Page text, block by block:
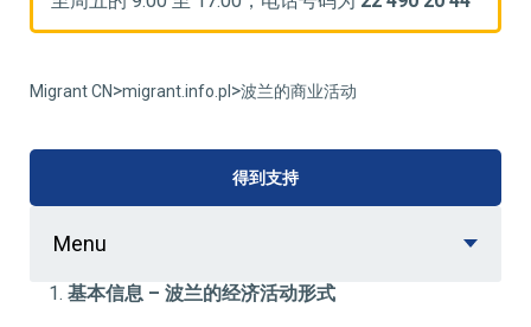
Migrant CN>migrant.info.pl >波兰的商业活动
得到支持
Menu
基本信息 – 波兰的经济活动形式